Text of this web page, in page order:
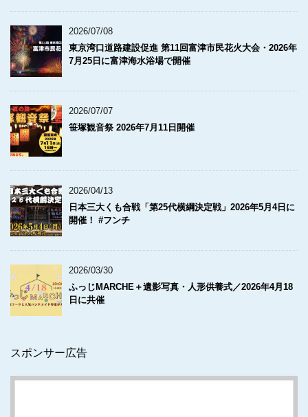
2026/07/08
東京湾口道路建設促進 第11回富津市民花火大会・2026年
7月25日に富津海水浴場で開催
2026/07/07
笹塚観音祭 2026年7月11日開催
2026/04/13
日本三大くも合戦「第25代横綱決定戦」2026年5月4日に
開催！ #フンチ
2026/03/30
ふっじMARCHE＋遺影写真・人形供養式／2026年4月18
日に共催
スポンサー広告